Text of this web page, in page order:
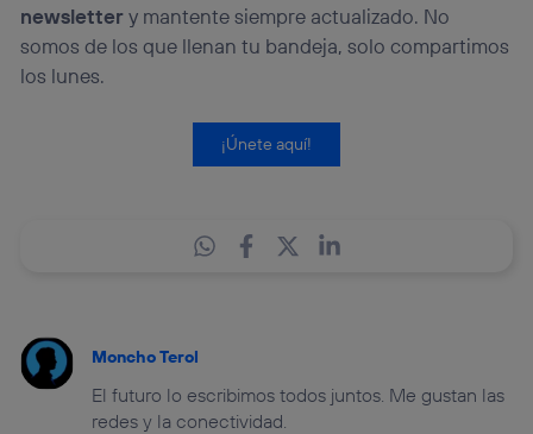
newslettery mantente siempre actualizado. No
somos de los que llenan tu bandeja, solo compartimos
los lunes.
¡Únete aquí!
Moncho Terol
El futuro lo escribimos todos juntos. Me gustan las
redes y la conectividad.